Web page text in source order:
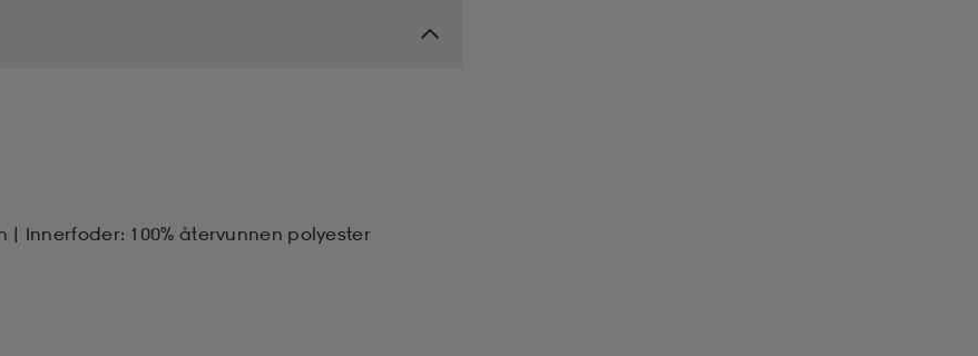
| Innerfoder: 100% återvunnen polyester